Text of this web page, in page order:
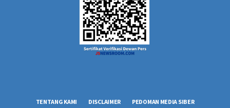
TENTANG KAMI DISCLAIMER PEDOMAN MEDIA SIBER